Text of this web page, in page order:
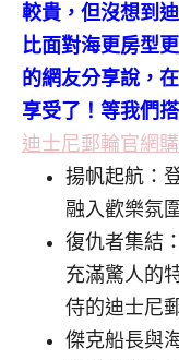
較貴，但沒想到
比面對海更房型
的網友分享說，
享受了！等我們
迪士尼郵輪官網
揚帆起航：
融入歡樂氛圍
復仇者集結
充滿驚人的
侍的迪士尼
傑克船長與